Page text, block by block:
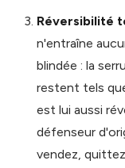
Réversibilité
n'entraîne
blindée : la
restent tels
est lui aussi
défenseur
vendez,